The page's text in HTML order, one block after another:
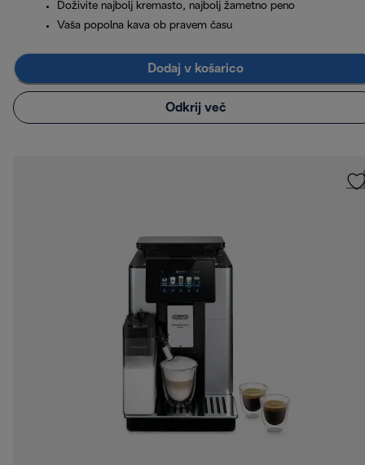
Doživite najbolj kremasto, najbolj žametno peno
Vaša popolna kava ob pravem času
Dodaj v košarico
Odkrij več